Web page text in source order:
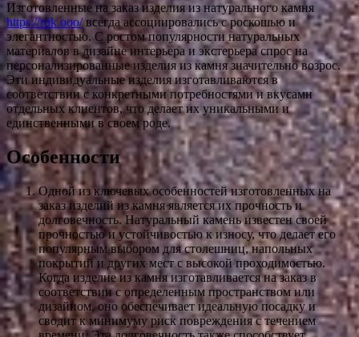
Изготовленные на заказ изделия из натурального камня
https://rok.ooo/всегда ассоциировались с роскошью и
элегантностью. С ростом популярности натуральных
материалов в дизайне интерьера и экстерьера спрос на
персонализированные изделия из камня значительно возрос.
Эти индивидуальные изделия изготавливаются в
соответствии с конкретными потребностями и вкусами
отдельных клиентов, что делает их уникальными и
единственными в своем роде.
Особенности
Одной из ключевых особенностей изготовленных на
заказ изделий из камня является их прочность и
долговечность. Натуральный камень известен своей
прочностью и устойчивостью к износу, что делает его
популярным выбором для столешниц, напольных
покрытий и других мест с высокой проходимостью.
Когда изделие из камня изготавливается на заказ в
соответствии с определенным пространством или
дизайном, оно обеспечивает идеальную посадку и
сводит к минимуму риск повреждения с течением